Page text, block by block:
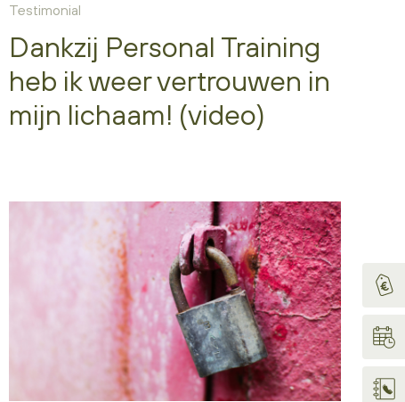
Testimonial
Dankzij Personal Training
heb ik weer vertrouwen in
mijn lichaam! (video)